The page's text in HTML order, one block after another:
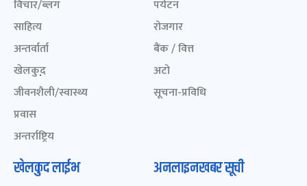
विचार/ब्लग
साहित्य
अन्तर्वार्ता
खेलकुद़़
जीवनशैली/स्वास्थ्य
प्रवास
अन्तर्राष्ट्रिय
पर्यटन
रोजगार
बैंक / वित्त
अटो
सूचना-प्रविधि
खेलकुद लाईभ अनलाइनखबर सूची